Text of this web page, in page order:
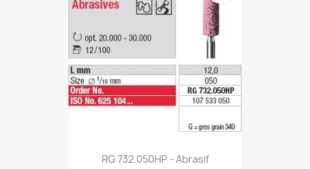
RG 732.050HP - Abrasif